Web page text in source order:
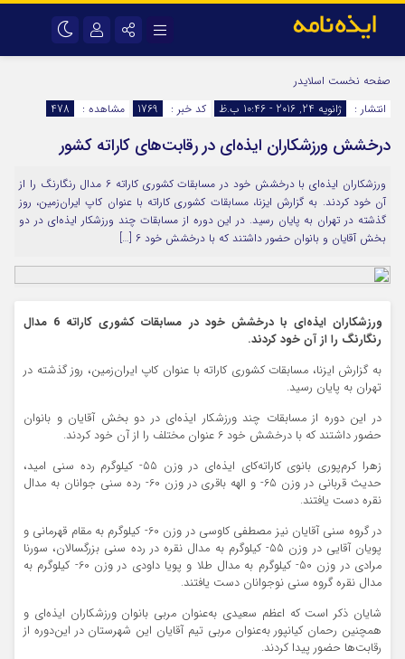
اینستاگرام
سروش
ایتا
آپارات
اپلیکیشن رمز عبور
مرا به خاطر بسپار
صفحه نخست اسلایدر
انتشار :
ژانویه 24, 2016 - 10:46 ب.ظ کد خبر : 1769 مشاهده : 478
درخشش ورزشکاران ایذه‌ای در رقابت‌های کاراته کشور
ورزشکاران ایذه‌ای با درخشش خود در مسابقات کشوری کاراته 6 مدال رنگارنگ را از
آن خود کردند. به گزارش ایزنا، مسابقات کشوری کاراته با عنوان کاپ ایران‌زمین، روز
گذشته در تهران به پایان رسید. در این‌ دوره از مسابقات چند ورزشکار ایذه‌ای در دو
بخش آقایان و بانوان حضور داشتند که با درخشش خود 6 […]
ورزشکاران ایذه‌ای با درخشش خود در مسابقات کشوری کاراته 6 مدال
رنگارنگ را از آن خود کردند.
به گزارش ایزنا، مسابقات کشوری کاراته با عنوان کاپ ایران‌زمین، روز گذشته در
تهران به پایان رسید.
در این‌ دوره از مسابقات چند ورزشکار ایذه‌ای در دو بخش آقایان و بانوان
حضور داشتند که با درخشش خود 6 عنوان مختلف را از آن خود کردند.
زهرا کرم‌پوری بانوی کاراته‌کای ایذه‌ای در وزن 55- کیلوگرم رده سنی امید،
حدیث قربانی در وزن 65- و الهه باقری در وزن 60- رده سنی جوانان به مدال
نقره دست یافتند.
در گروه سنی آقایان نیز مصطفی کاوسی در وزن 60- کیلوگرم به مقام قهرمانی و
پویان آقایی در وزن 55- کیلوگرم به مدال نقره در رده سنی بزرگسالان، سورنا
مرادی در وزن 50- کیلوگرم به مدال طلا و پویا داودی در وزن 60- کیلوگرم به
مدال نقره گروه سنی نوجوانان دست یافتند.
شایان ذکر است که اعظم سعیدی به‌عنوان مربی بانوان ورزشکاران ایذه‌ای و
همچنین رحمان کیانپور به‌عنوان مربی تیم آقایان این شهرستان در این‌دوره از
رقابت‌ها حضور پیدا کردند.